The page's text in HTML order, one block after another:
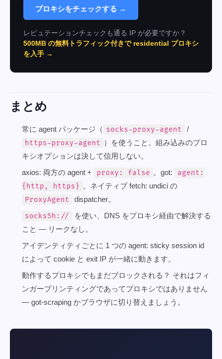
プロキシをチェックする →
レピュテーションチェックも通る IP が必要ですか？
500MB の無料トラフィック付きで residential プロキシ
を入手 →
まとめ
常に agent パッケージ（ socks-proxy-agent
/
https-proxy-agent ）を使うこと。組み込みのプロ
キシオプションは決して信用しない。
axios: 両方の agent +
proxy: false 。got:
agent:
{http, https} 。ネイティブ fetch: undici の
ProxyAgent
dispatcher。
socks5h://
を使い、DNS をプロキシ経由で解決する
こと — リークなし。
アイデンティティごとに 1 つの agent: sticky session id
によって cookie と exit IP が一緒に動きます。
動作するプロキシでもまだブロックされる？ それはフィ
ンガープリンティングであってプロキシではありません
— got-scraping かブラウザに切り替えましょう。